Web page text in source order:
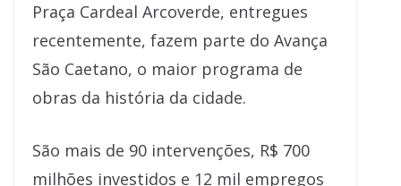
Praça Cardeal Arcoverde, entregues
recentemente, fazem parte do Avança
São Caetano, o maior programa de
obras da história da cidade.
São mais de 90 intervenções, R$ 700
milhões investidos e 12 mil empregos